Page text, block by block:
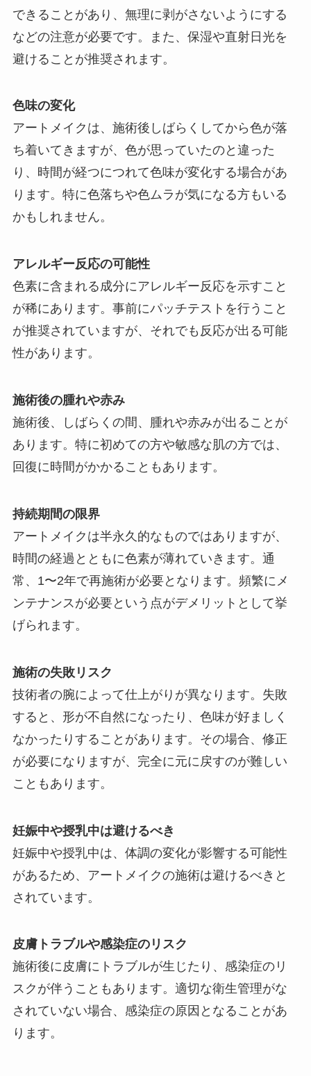
できることがあり、無理に剥がさないようにする
などの注意が必要です。また、保湿や直射日光を
避けることが推奨されます。
色味の変化
アートメイクは、施術後しばらくしてから色が落
ち着いてきますが、色が思っていたのと違った
り、時間が経つにつれて色味が変化する場合があ
ります。特に色落ちや色ムラが気になる方もいる
かもしれません。
アレルギー反応の可能性
色素に含まれる成分にアレルギー反応を示すこと
が稀にあります。事前にパッチテストを行うこと
が推奨されていますが、それでも反応が出る可能
性があります。
施術後の腫れや赤み
施術後、しばらくの間、腫れや赤みが出ることが
あります。特に初めての方や敏感な肌の方では、
回復に時間がかかることもあります。
持続期間の限界
アートメイクは半永久的なものではありますが、
時間の経過とともに色素が薄れていきます。通
常、1〜2年で再施術が必要となります。頻繁にメ
ンテナンスが必要という点がデメリットとして挙
げられます。
施術の失敗リスク
技術者の腕によって仕上がりが異なります。失敗
すると、形が不自然になったり、色味が好ましく
なかったりすることがあります。その場合、修正
が必要になりますが、完全に元に戻すのが難しい
こともあります。
妊娠中や授乳中は避けるべき
妊娠中や授乳中は、体調の変化が影響する可能性
があるため、アートメイクの施術は避けるべきと
されています。
皮膚トラブルや感染症のリスク
施術後に皮膚にトラブルが生じたり、感染症のリ
スクが伴うこともあります。適切な衛生管理がな
されていない場合、感染症の原因となることがあ
ります。